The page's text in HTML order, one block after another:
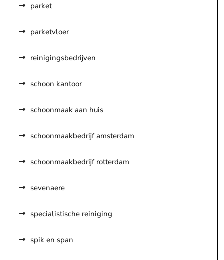
parket
parketvloer
reinigingsbedrijven
schoon kantoor
schoonmaak aan huis
schoonmaakbedrijf amsterdam
schoonmaakbedrijf rotterdam
sevenaere
specialistische reiniging
spik en span